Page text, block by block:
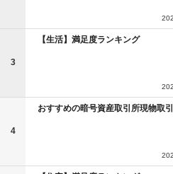
3
【生活】満足度ランキング
4
おすすめの暗号資産取引所現物取引